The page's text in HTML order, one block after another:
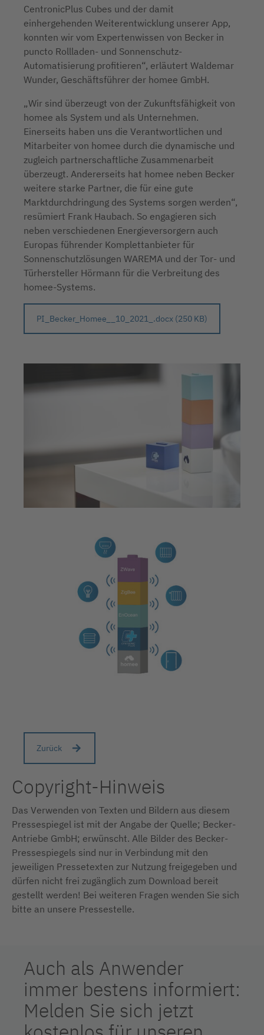
CentronicPlus Cubes und der damit
einhergehenden Weiterentwicklung unserer App,
konnten wir vom Expertenwissen von Becker in
puncto Rollladen- und Sonnenschutz-
Automatisierung profitieren“, erläutert Waldemar
Wunder, Geschäftsführer der homee GmbH.
„Wir sind überzeugt von der Zukunftsfähigkeit von
homee als System und als Unternehmen.
Einerseits haben uns die Verantwortlichen und
Mitarbeiter von homee durch die dynamische und
zugleich partnerschaftliche Zusammenarbeit
überzeugt. Andererseits hat homee neben Becker
weitere starke Partner, die für eine gute
Marktdurchdringung des Systems sorgen werden“,
resümiert Frank Haubach. So engagieren sich
neben verschiedenen Energieversorgern auch
Europas führender Komplettanbieter für
Sonnenschutzlösungen WAREMA und der Tor- und
Türhersteller Hörmann für die Verbreitung des
homee-Systems.
PI_Becker_Homee__10_2021_.docx (250 KB)
Zurück
Copyright-Hinweis
Das Verwenden von Texten und Bildern aus diesem
Pressespiegel ist mit der Angabe der Quelle; Becker-
Antriebe GmbH; erwünscht. Alle Bilder des Becker-
Pressespiegels sind nur in Verbindung mit den
jeweiligen Pressetexten zur Nutzung freigegeben und
dürfen nicht frei zugänglich zum Download bereit
gestellt werden! Bei weiteren Fragen wenden Sie sich
bitte an unsere Pressestelle.
Auch als Anwender
immer bestens informiert:
Melden Sie sich jetzt